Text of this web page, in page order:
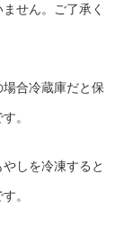
せん。ご了承く
合冷蔵庫だと保
。
しを冷凍すると
。